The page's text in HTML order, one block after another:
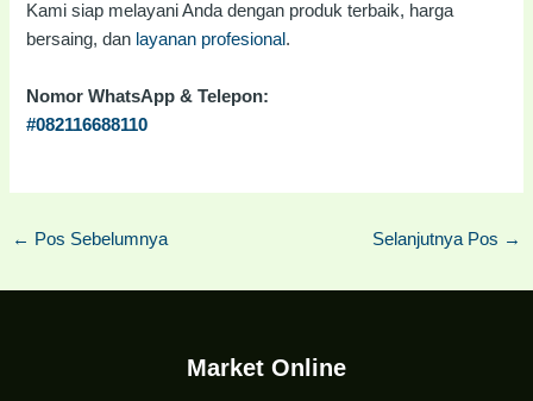
Kami siap melayani Anda dengan produk terbaik, harga
bersaing, dan layanan profesional.
Nomor WhatsApp & Telepon:
#082116688110
← Pos Sebelumnya Selanjutnya Pos →
Market Online